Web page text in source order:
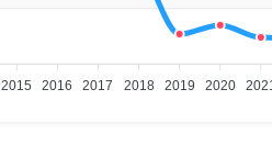
2015 2016 2017 2018 2019 2020